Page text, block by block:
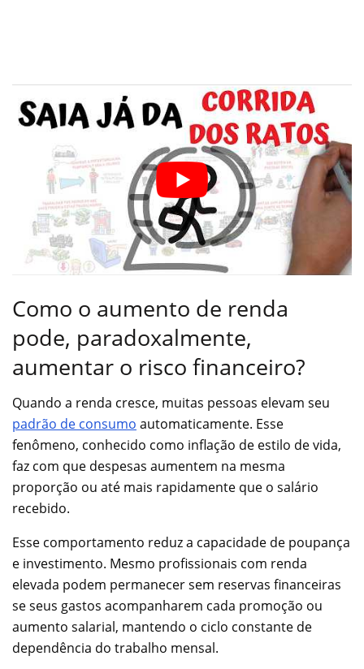
Como o aumento de renda
pode, paradoxalmente,
aumentar o risco financeiro?
Quando a renda cresce, muitas pessoas elevam seu
padrão de consumo automaticamente. Esse
fenômeno, conhecido como inflação de estilo de vida,
faz com que despesas aumentem na mesma
proporção ou até mais rapidamente que o salário
recebido.
Esse comportamento reduz a capacidade de poupança
e investimento. Mesmo profissionais com renda
elevada podem permanecer sem reservas financeiras
se seus gastos acompanharem cada promoção ou
aumento salarial, mantendo o ciclo constante de
dependência do trabalho mensal.